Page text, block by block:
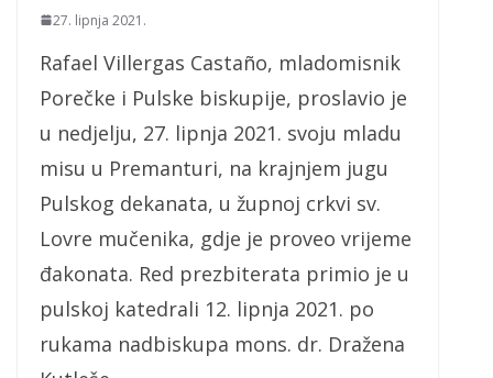
27. lipnja 2021.
Rafael Villergas Castaño, mladomisnik
Porečke i Pulske biskupije, proslavio je
u nedjelju, 27. lipnja 2021. svoju mladu
misu u Premanturi, na krajnjem jugu
Pulskog dekanata, u župnoj crkvi sv.
Lovre mučenika, gdje je proveo vrijeme
đakonata. Red prezbiterata primio je u
pulskoj katedrali 12. lipnja 2021. po
rukama nadbiskupa mons. dr. Dražena